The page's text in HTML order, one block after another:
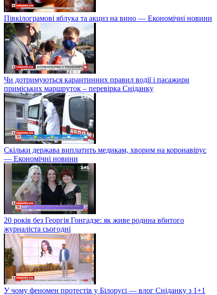
Півкілограмові яблука та акциз на вино — Економічні новини
Чи дотримуються карантинних правил водії і пасажири
приміських маршруток – перевірка Сніданку
Скільки держава виплатить медикам, хворим на коронавірус
— Економічні новини
20 років без Георгія Гонгадзе: як живе родина вбитого
журналіста сьогодні
У чому феномен протестів у Білорусі — влог Сніданку з 1+1